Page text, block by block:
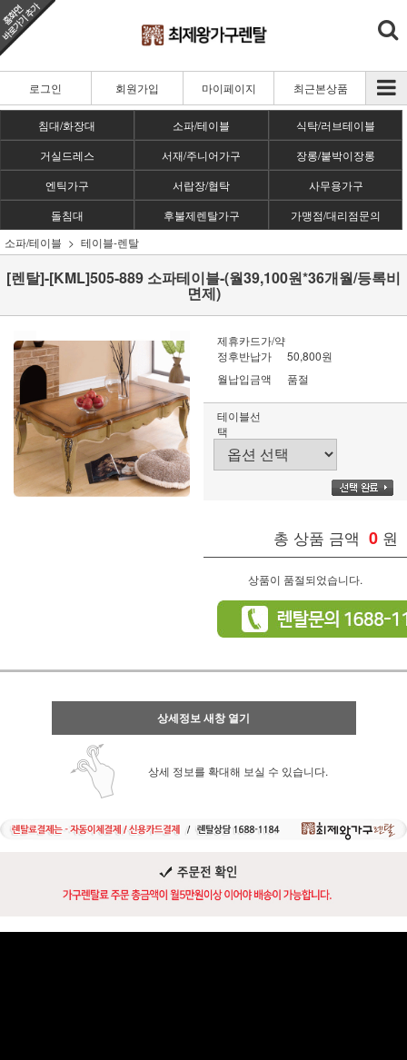
로그인 회원가입 마이페이지 최근본상품
침대/화장대 소파/테이블
식탁/러브테이블
거실드레스
서재/주니어가구
장롱/붙박이장롱
엔틱가구
서랍장/협탁
사무용가구
돌침대
후불제렌탈가구
가맹점/대리점문의
소파/테이블
테이블-렌탈
[렌탈]-[KML]505-889 소파테이블-(월39,100원*36개월/등록비
면제)
제휴카드가/약
정후반납가
50,800원
월납입금액
품절
테이블선
택
총 상품 금액 0 원
상품이 품절되었습니다.
상세정보 새창 열기
상세 정보를 확대해 보실 수 있습니다.